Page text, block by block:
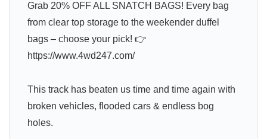
Grab 20% OFF ALL SNATCH BAGS! Every bag
from clear top storage to the weekender duffel
bags – choose your pick! 👉
https://www.4wd247.com/
This track has beaten us time and time again with
broken vehicles, flooded cars & endless bog
holes.